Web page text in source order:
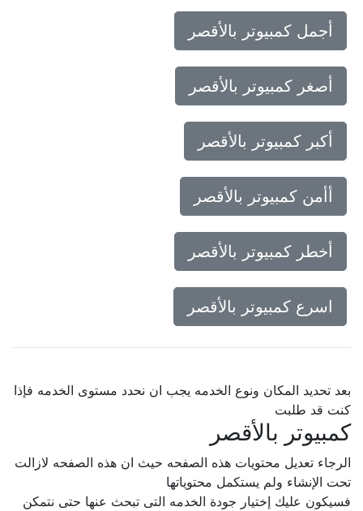
أجمل كمبيوتر بالأقصر
أصغر كمبيوتر بالأقصر
أكبر كمبيوتر بالأقصر
أأمن كمبيوتر بالأقصر
أخطر كمبيوتر بالأقصر
اسرع كمبيوتر بالأقصر
بعد تحديد المكان ونوع الخدمه يجب ان نحدد مستوى الخدمه فإذا
كنت قد طلبت
كمبيوتر بالأقصر
الرجاء تعديل محتويات هذه الصفحه حيث ان هذه الصفحه لازالت
تحت الإنشاء ولم يستكمل محتوياتها
فسيكون عليك إختيار جودة الخدمه التى تبحث عنها حتى نتمكن